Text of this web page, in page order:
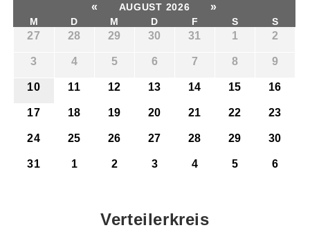
« AUGUST 2026 »
M D M D F S S
27 28 29 30 31 1 2
3 4 5 6 7 8 9
10 11 12 13 14 15 16
17 18 19 20 21 22 23
24 25 26 27 28 29 30
31 1 2 3 4 5 6
Verteilerkreis